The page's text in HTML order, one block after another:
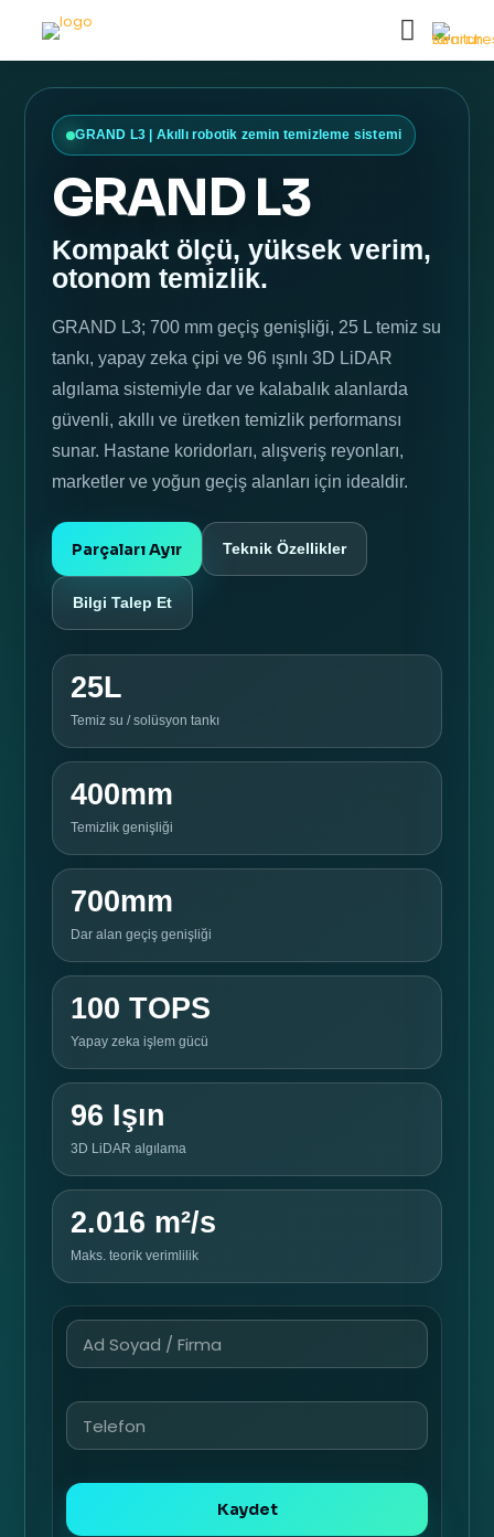
GRAND L3 | Akıllı robotik zemin temizleme sistemi
GRAND L3
Kompakt ölçü, yüksek verim,
otonom temizlik.
GRAND L3; 700 mm geçiş genişliği, 25 L temiz su
tankı, yapay zeka çipi ve 96 ışınlı 3D LiDAR
algılama sistemiyle dar ve kalabalık alanlarda
güvenli, akıllı ve üretken temizlik performansı
sunar. Hastane koridorları, alışveriş reyonları,
marketler ve yoğun geçiş alanları için idealdir.
Parçaları Ayır Teknik Özellikler
Bilgi Talep Et
25L
Temiz su / solüsyon tankı
400mm
Temizlik genişliği
700mm
Dar alan geçiş genişliği
100 TOPS
Yapay zeka işlem gücü
96 Işın
3D LiDAR algılama
2.016 m²/s
Maks. teorik verimlilik
Kaydet